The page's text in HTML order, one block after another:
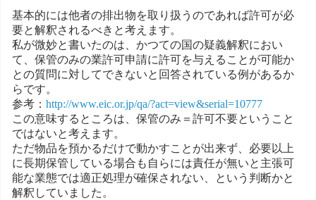
基本的には他者の排出物を取り扱うのであれば許可が必
要と解釈されるべきと考えます。
私が微妙と書いたのは、かつての国の疑義解釈におい
て、保管のみの業許可申請に許可を与えることが可能か
との質問に対してできないと回答されている例があるか
らです。
参考： http://www.eic.or.jp/qa/?act=view&serial=10777
この意味するところは、保管のみ＝許可不要ということ
ではないと考えます。
ただ物品を預かるだけで動かすことが出来ず、必要以上
に長期保管している場合も自らには責任が無いと主張可
能な業態では適正処理が確保されない、という判断かと
解釈していました。